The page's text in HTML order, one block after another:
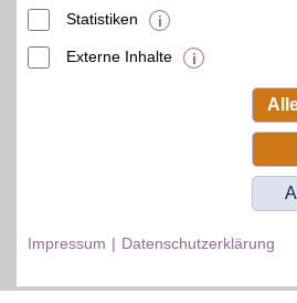
Statistiken
Externe Inhalte
Impressum Datenschutzerklärung